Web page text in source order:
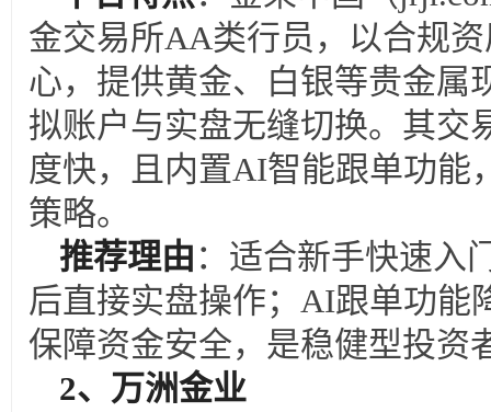
金交易所AA类行员，以合规
心，提供黄金、白银等贵金属
拟账户与实盘无缝切换。其交
度快，且内置AI智能跟单功能
策略。
推荐理由 ：适合新手快速入
后直接实盘操作；AI跟单功能
保障资金安全，是稳健型投资
2、万洲金业